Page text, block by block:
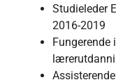
Studieleder
2016-2019